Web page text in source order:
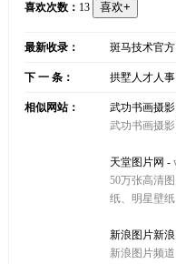
喜欢次数： 13
最新收录： 斑马技术官
下 一 条： 拱墅人才人事
相似网站： 武功书画摄影
武功书画摄
天堂图片网 -
50万张高清
纸、明星壁
新浪图片新浪
新浪图片频